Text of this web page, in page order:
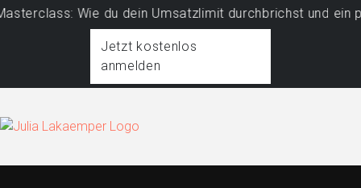
Wie du dein Umsatzlimit durchbrichst und ein
Jetzt kostenlos
anmelden